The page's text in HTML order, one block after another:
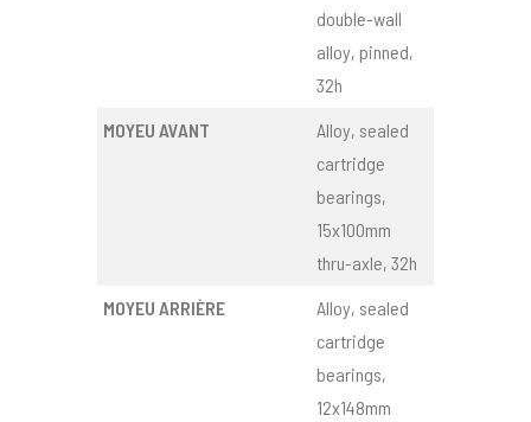
double-wall
alloy, pinned,
32h
MOYEU AVANT
Alloy, sealed
cartridge
bearings,
15x100mm
thru-axle, 32h
MOYEU ARRIÈRE
Alloy, sealed
cartridge
bearings,
12x148mm